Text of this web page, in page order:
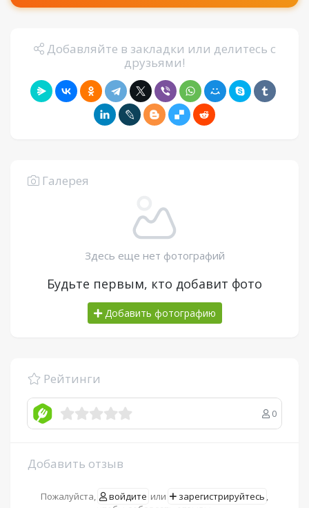
Добавляйте в закладки или делитесь с
друзьями!
Галерея
Здесь еще нет фотографий
Будьте первым, кто добавит фото
Добавить фотографию
Рейтинги
0
Добавить отзыв
Пожалуйста, войдите или зарегистрируйтесь ,